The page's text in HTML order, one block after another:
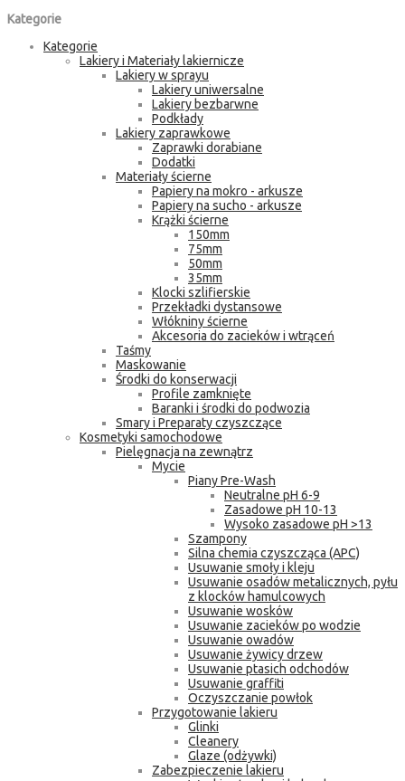
Kategorie
Kategorie
Lakiery i Materiały lakiernicze
Lakiery w sprayu
Lakiery uniwersalne
Lakiery bezbarwne
Podkłady
Lakiery zaprawkowe
Zaprawki dorabiane
Dodatki
Materiały ścierne
Papiery na mokro - arkusze
Papiery na sucho - arkusze
Krążki ścierne
150mm
75mm
50mm
35mm
Klocki szlifierskie
Przekładki dystansowe
Włókniny ścierne
Akcesoria do zacieków i wtrąceń
Taśmy
Maskowanie
Środki do konserwacji
Profile zamknięte
Baranki i środki do podwozia
Smary i Preparaty czyszczące
Kosmetyki samochodowe
Pielęgnacja na zewnątrz
Mycie
Piany Pre-Wash
Neutralne pH 6-9
Zasadowe pH 10-13
Wysoko zasadowe pH >13
Szampony
Silna chemia czyszcząca (APC)
Usuwanie smoły i kleju
Usuwanie osadów metalicznych, pyłu
z klocków hamulcowych
Usuwanie wosków
Usuwanie zacieków po wodzie
Usuwanie owadów
Usuwanie żywicy drzew
Usuwanie ptasich odchodów
Usuwanie graffiti
Oczyszczanie powłok
Przygotowanie lakieru
Glinki
Cleanery
Glaze (odżywki)
Zabezpieczenie lakieru